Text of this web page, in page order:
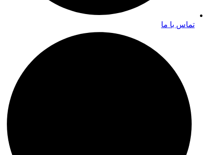
تماس با ما